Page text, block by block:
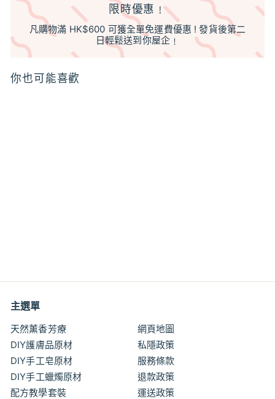
限時優惠﹗
凡購物滿 HK$600 可獲全單免運費優惠 ! 發貨後第二
日輕鬆送到你屋企﹗
你也可能喜歡
.
主選單
天然薰香芳療
DIY護膚品原材
DIY手工皂原材
DIY手工蠟燭原材
配方教學套裝
網頁地圖
私隱政策
服務條款
退款政策
運送政策